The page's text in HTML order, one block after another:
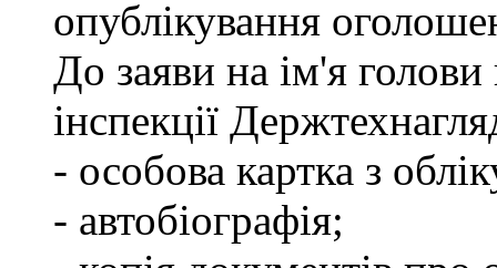
опублікування
До заяви на ім'я голови
інспекції
- особова картка з
- автобіографія;